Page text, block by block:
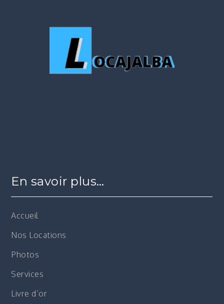
En savoir plus…
Accueil
Nos Locations
Photos
Services
Livre d’or